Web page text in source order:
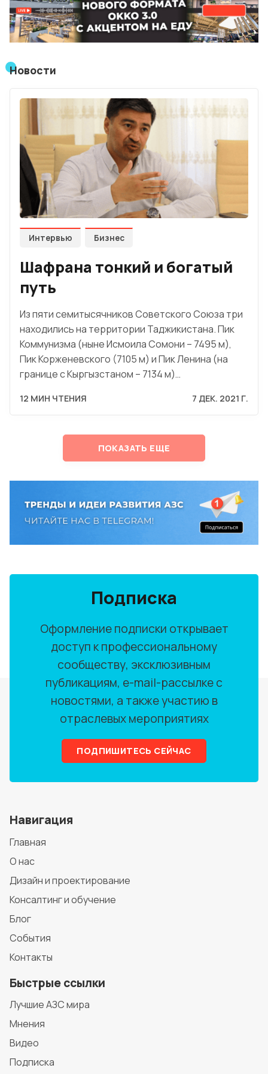
Мнения
Условия использования материалов
Политика конфиденциальности и cookie
Новости
Интервью Бизнес
Шафрана тонкий и богатый
путь
Из пяти семитысячников Советского Союза три
находились на территории Таджикистана. Пик
Коммунизма (ныне Исмоила Сомони – 7495 м),
Пик Корженевского (7105 м) и Пик Ленина (на
границе с Кыргызстаном – 7134 м)…
12 МИН ЧТЕНИЯ 7 ДЕК. 2021 Г.
ПОКАЗАТЬ ЕЩЕ
Подписка
Оформление подписки открывает
доступ к профессиональному
сообществу, эксклюзивным
публикациям, e-mail-рассылке с
новостями, а также участию в
отраслевых мероприятиях
ПОДПИШИТЕСЬ СЕЙЧАС
Навигация
Главная
О нас
Дизайн и проектирование
Консалтинг и обучение
Блог
События
Контакты
Быстрые ссылки
Лучшие АЗС мира
Мнения
Видео
Подписка